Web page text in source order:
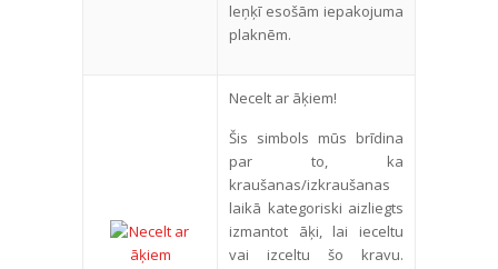
leņķī esošām iepakojuma
plaknēm.
Necelt ar āķiem!
Šis simbols mūs brīdina
par to, ka
kraušanas/izkraušanas
laikā kategoriski aizliegts
izmantot āķi, lai ieceltu
vai izceltu šo kravu.